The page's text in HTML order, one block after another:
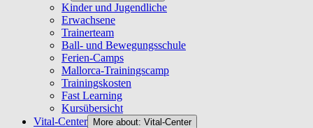
Kinder und Jugendliche
Erwachsene
Trainerteam
Ball- und Bewegungsschule
Ferien-Camps
Mallorca-Trainingscamp
Trainingskosten
Fast Learning
Kursübersicht
Vital-Center
More about: Vital-Center